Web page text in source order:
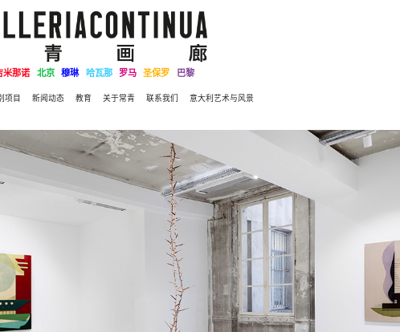
米那诺 北京 穆琳 哈瓦那 罗马 圣保罗
巴黎
项目 新闻动态 教育 关于常青 联系我们 意大利艺术与风景